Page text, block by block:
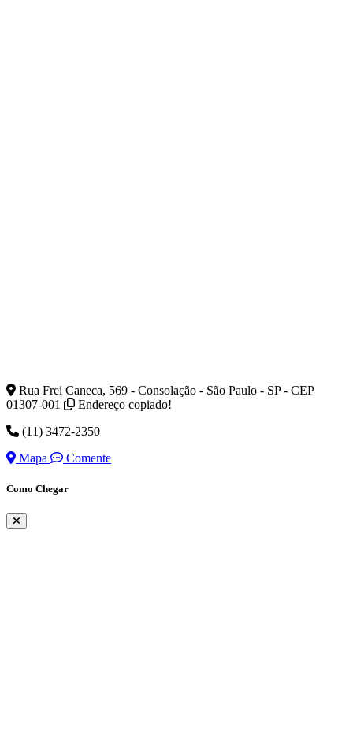
Rua Frei Caneca, 569 - Consolação - São Paulo - SP - CEP
01307-001
Endereço copiado!
(11) 3472-2350
Mapa
Comente
Como Chegar